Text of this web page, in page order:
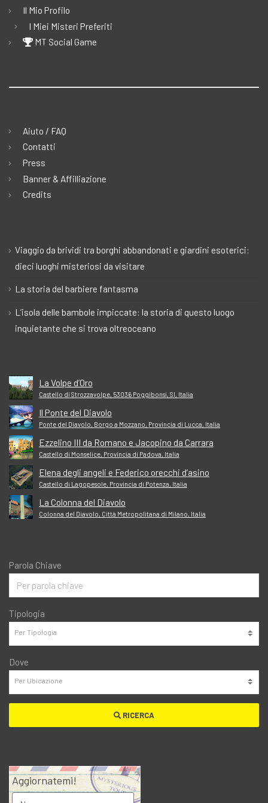
Il Mio Profilo
I Miei Misteri Preferiti
MT Social Game
Aiuto / FAQ
Contatti
Press
Banner & Affilliazione
Credits
Viaggio da brividi tra borghi abbandonati e giardini esoterici:
dieci luoghi misteriosi da visitare
La storia del barbiere fantasma
L’isola delle bambole impiccate: la storia di questo luogo
inquietante che si trova oltreoceano
La Volpe d’Oro
Castello di Strozzavolpe, 53036 Poggibonsi, SI, Italia
Il Ponte del Diavolo
Ponte del Diavolo, Borgo a Mozzano, Provincia di Lucca, Italia
Ezzelino III da Romano e Jacopino da Carrara
Castello di Monselice, Provincia di Padova, Italia
Elena degli angeli e Federico orecchi d’asino
Castello di Lagopesole, Provincia di Potenza, Italia
La Colonna del Diavolo
Colonna del Diavolo, Città Metropolitana di Milano, Italia
Parola Chiave
Tipologia
Dove
RICERCA
Aggiornatemi!